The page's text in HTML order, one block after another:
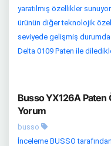
yaratılmış özellikler sunuyor.
ürünün diğer teknolojik
seviyede gelişmiş
Delta 0109 Paten ile
Busso YX126A Paten
Yorum
busso
İnceleme BUSSO